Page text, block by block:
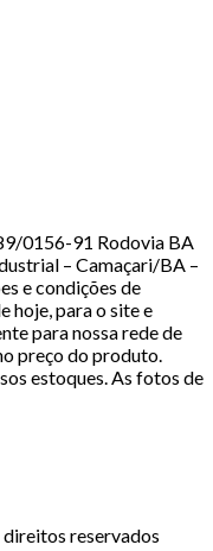
0156-91 Rodovia BA
– Camaçari/BA –
e condições de
hoje, para o site e
para nossa rede de
preço do produto.
estoques. As fotos de
reservados